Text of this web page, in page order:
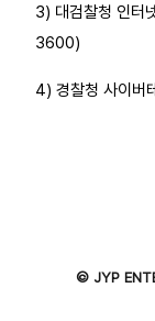
3) 대검찰청 인
3600)
4) 경찰청 사이
© JYP